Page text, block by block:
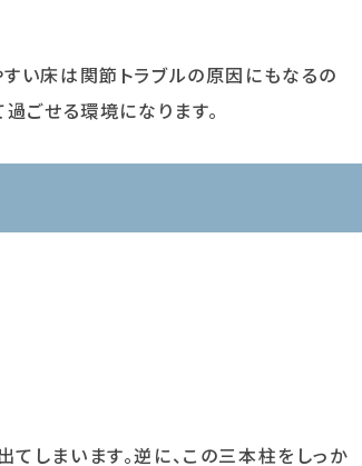
すい床は関節トラブルの原因にもなるの
ごせる環境になります。
しまいます。逆に、この三本柱をしっか